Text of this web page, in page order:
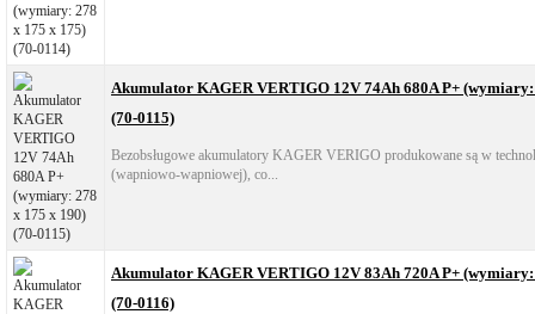
Akumulator KAGER VERTIGO 12V 74Ah 680A P+ (wymiary:
(70-0115)
Bezobsługowe akumulatory KAGER VERIGO produkowane są w
(wapniowo-wapniowej), co...
Akumulator KAGER VERTIGO 12V 83Ah 720A P+ (wymiary:
(70-0116)